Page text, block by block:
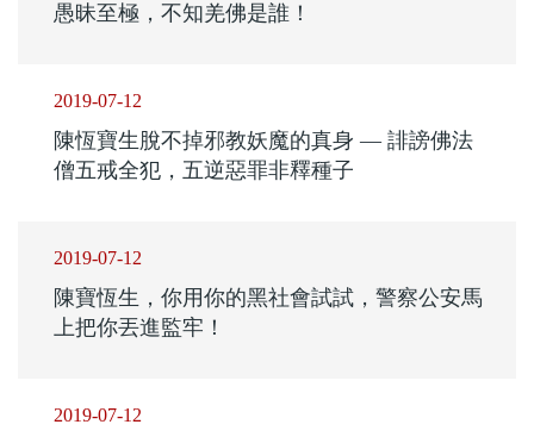
愚昧至極，不知羌佛是誰！
2019-07-12
陳恆寶生脫不掉邪教妖魔的真身 — 誹謗佛法
僧五戒全犯，五逆惡罪非釋種子
2019-07-12
陳寶恆生，你用你的黑社會試試，警察公安馬
上把你丟進監牢！
2019-07-12